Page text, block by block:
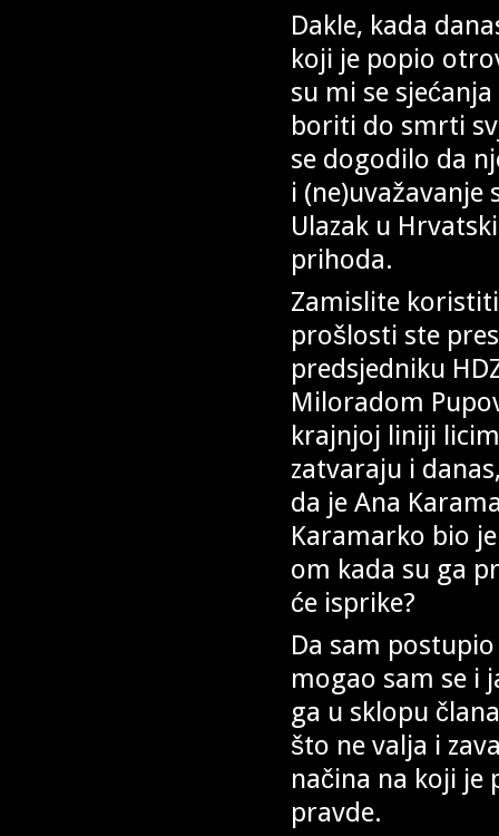
Dakle, kada
koji je popio
su mi se
boriti do smrti
se dogodilo da
i (ne)uvažavanje
Ulazak u
prihoda.
Zamislite
prošlosti ste
predsjedniku
Miloradom
krajnjoj liniji
zatvaraju i
da je Ana
Karamarko bio
om kada su ga
će isprike?
Da sam
mogao sam se i
ga u sklopu
što ne valja i
načina na koji je
pravde.